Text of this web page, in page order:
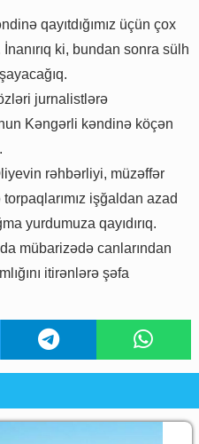
qayıtdığımız üçün çox
ki, bundan sonra sülh
jurnalistlərə
Kəngərli kəndinə köçən
rəhbərliyi, müzəffər
işğaldan azad
yurdumuza qayıdırıq.
mübarizədə canlarından
itirənlərə şəfa